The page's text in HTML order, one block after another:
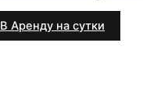
В Аренду на сутки